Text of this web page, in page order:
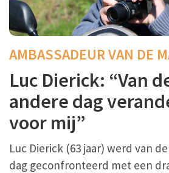
AMBASSADEUR VAN DE
Luc Dierick: “Van
andere dag
voor mij”
Luc Dierick (63 jaar) werd van
dag geconfronteerd met een